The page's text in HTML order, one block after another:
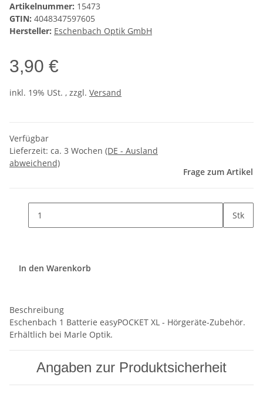
Artikelnummer: 15473
GTIN: 4048347597605
Hersteller: Eschenbach Optik GmbH
3,90 €
inkl. 19% USt. , zzgl. Versand
Verfügbar
Lieferzeit: ca. 3 Wochen (DE - Ausland
abweichend)
Frage zum Artikel
Stk
In den Warenkorb
Beschreibung
Eschenbach 1 Batterie easyPOCKET XL - Hörgeräte-Zubehör.
Erhältlich bei Marle Optik.
Angaben zur Produktsicherheit